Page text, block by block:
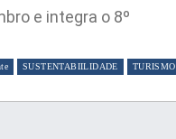
e integra o 8º
SUSTENTABIILIDADE TURISMO